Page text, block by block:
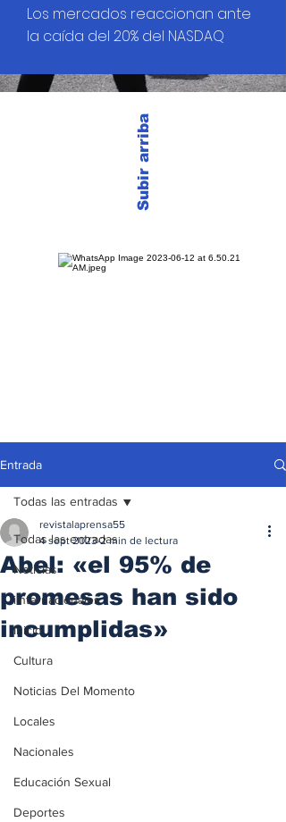
Subir arriba
Los mercados reaccionan ante
la caída del 20% del NASDAQ
Entrada
Todas las entradas
Noticias
iInternacionales
Inicio
Cultura
Noticias Del Momento
Locales
Nacionales
Educación Sexual
Deportes
Todas las entradas
Abel: «el 95% de
promesas han sido
incumplidas»
revistalaprensa55
4 sept 2023 2 min de lectura